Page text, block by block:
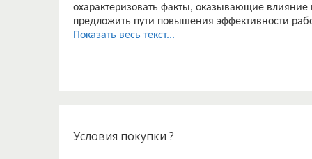
охарактеризовать факты, оказывающие
предложить пути повышения эффективности
Методы исследования: теоретические и
Показать весь текст...
Условия покупки ?